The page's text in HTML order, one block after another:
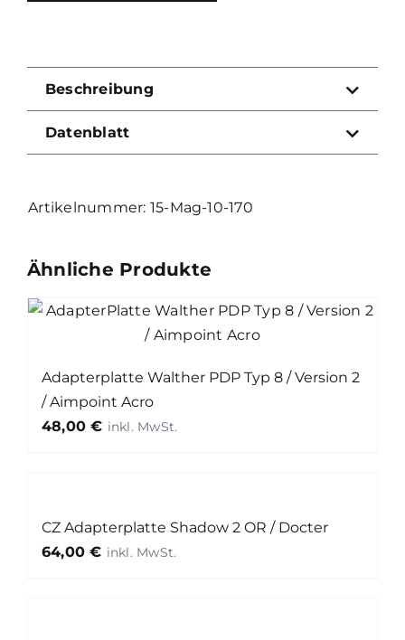
Beschreibung
Datenblatt
15-Mag-10-170
Ähnliche Produkte
Adapterplatte Walther PDP Typ 8 / Version 2
/ Aimpoint Acro
48,00€
CZ Adapterplatte Shadow 2 OR / Docter
64,00€